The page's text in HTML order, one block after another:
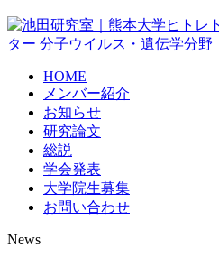
HOME
メンバー紹介
お知らせ
研究論文
総説
学会発表
大学院生募集
お問い合わせ
News